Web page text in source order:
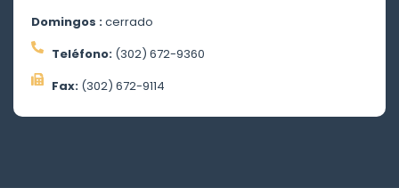
Domingos :cerrado
Teléfono: (302) 672-9360
Fax:(302) 672-9114